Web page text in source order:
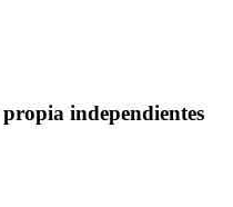
independientes